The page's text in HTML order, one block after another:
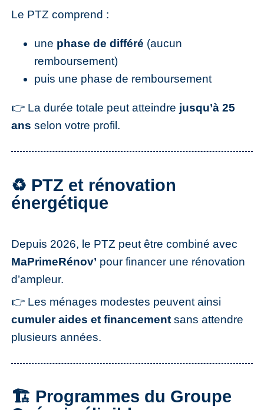
Le PTZ comprend :
une phase de différé (aucun
remboursement)
puis une phase de remboursement
👉 La durée totale peut atteindre jusqu’à 25
ans selon votre profil.
♻️ PTZ et rénovation
énergétique
Depuis 2026, le PTZ peut être combiné avec
MaPrimeRénov’ pour financer une rénovation
d’ampleur.
👉 Les ménages modestes peuvent ainsi
cumuler aides et financement sans attendre
plusieurs années.
🏗️ Programmes du Groupe